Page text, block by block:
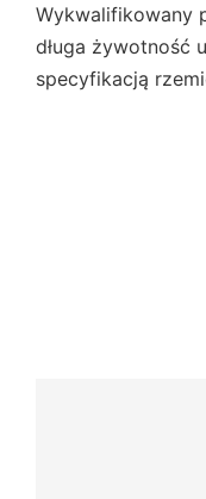
Wykwalifikowany
długa żywotność
specyfikacją